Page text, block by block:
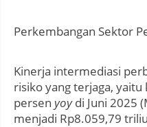
Perkembangan Sektor
Kinerja intermediasi
risiko yang terjaga,
persen yoydi Juni 2025
menjadi Rp8.059,79